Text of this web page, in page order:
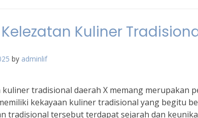
Kuliner
by adminlif
tradisional daerah X memang merupakan
kekayaan kuliner tradisional yang begitu
tradisional tersebut terdapat sejarah dan